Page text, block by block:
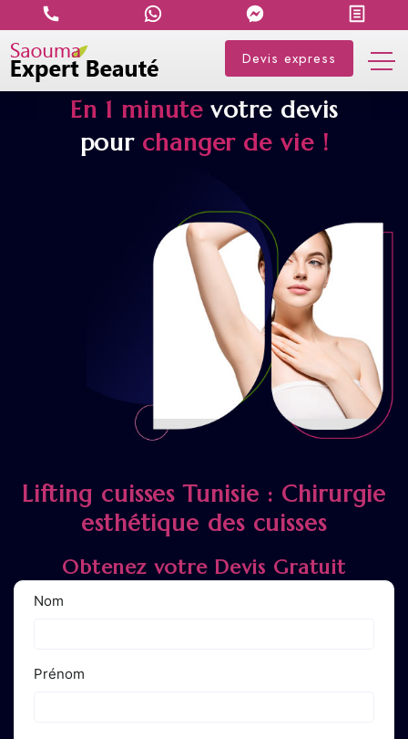
Devis express
En 1 minutevotre devis
pour changer de vie !
Lifting cuisses Tunisie : Chirurgie
esthétique des cuisses
Obtenez votre Devis Gratuit